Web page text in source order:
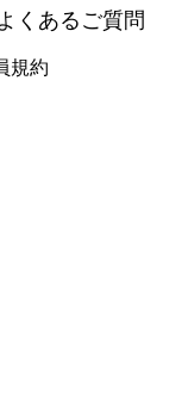
くあるご質問
規約